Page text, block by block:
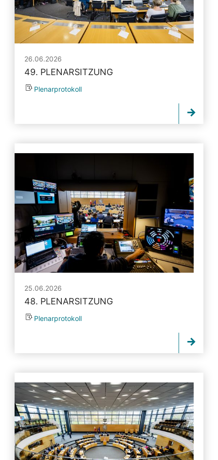
26.06.2026
49. PLENARSITZUNG
Plenarprotokoll
25.06.2026
48. PLENARSITZUNG
Plenarprotokoll